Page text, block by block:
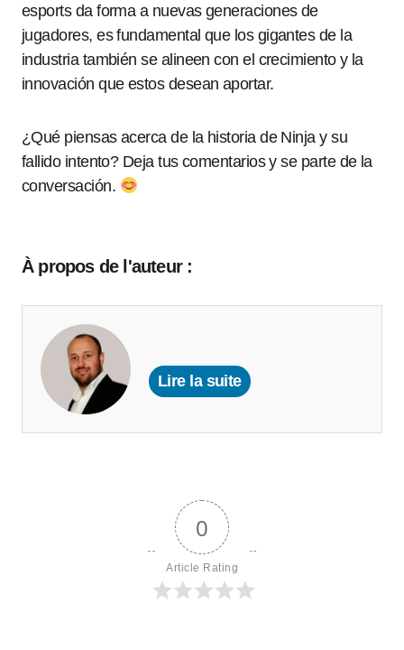
esports da forma a nuevas generaciones de
jugadores, es fundamental que los gigantes de la
industria también se alineen con el crecimiento y la
innovación que estos desean aportar.
¿Qué piensas acerca de la historia de Ninja y su
fallido intento? Deja tus comentarios y se parte de la
conversación.
À propos de l'auteur :
Lire la suite
0
Article Rating